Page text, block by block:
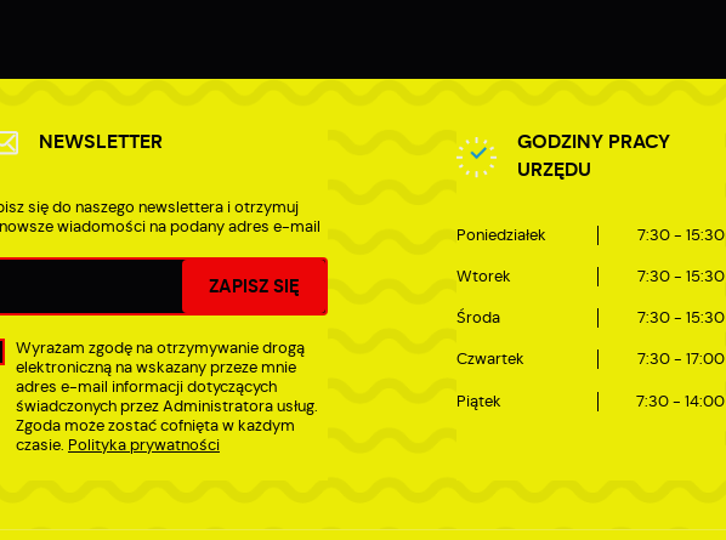
NEWSLETTER
się do naszego newslettera i otrzymuj
wiadomości na podany adres e-mail
Wyrażam zgodę na otrzymywanie drogą
elektroniczną na wskazany przeze mnie
adres e-mail informacji dotyczących
świadczonych przez Administratora usług.
Zgoda może zostać cofnięta w każdym
czasie. Polityka prywatności
GODZINY PRACY
URZĘDU
Poniedziałek 7:30 - 15:30
Wtorek 7:30 - 15:30
Środa 7:30 - 15:30
Czwartek 7:30 - 17:00
Piątek 7:30 - 14:00
podstawie analizy Twoich upodobań oraz Twoich zwyczajów dotyczących przeglądanej
te działają w charakterze pośredników prezentujących nasze treści w postaci
wiadomości, ofert, komunikatów mediów społecznościowych.